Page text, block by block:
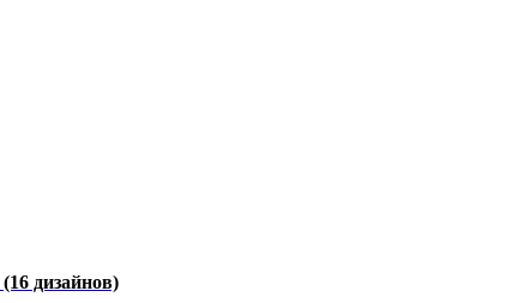
(16 дизайнов)